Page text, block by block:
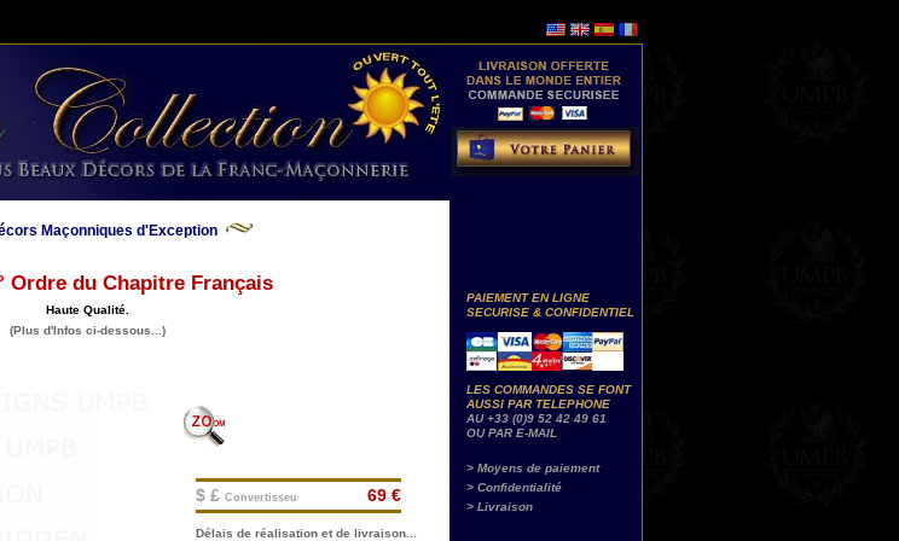
Maçonniques d'Exception
Ordre du Chapitre Français
Haute Qualité.
(Plus d'Infos ci-dessous...)
$ £ Convertisseur.
Délais de réalisation et de livraison...
69 €
PAIEMENT EN LIGNE
SECURISE & CONFIDENTIEL
LES COMMANDES SE FONT
AUSSI PAR TELEPHONE
AU +33 (0)9 52 42 49 61
OU PAR E-MAIL
> Moyens de paiement
> Confidentialité
> Livraison